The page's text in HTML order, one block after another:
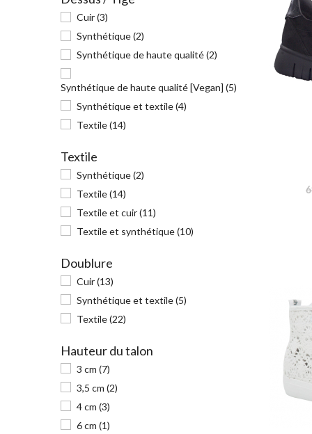
Beige(9)
Taupe(3)
Camel(3)
Gris(2)
(1)
Multicolore
Bronze(1)
(1)
Safran (1)
Iceberg(1)
Cuir(3)
Synthétique(2)
Synthétique de haute qualité(2)
Synthétique de haute qualité [Vegan] (5)
Synthétique et textile(4)
Textile(14)
Textile
Synthétique(2)
Textile(14)
Textile et cuir(11)
Textile et synthétique(10)
Doublure
Cuir(13)
Synthétique et textile(5)
Textile(22)
Hauteur du talon
3 cm (7)
3,5 cm (2)
4 cm (3)
6 cm (1)